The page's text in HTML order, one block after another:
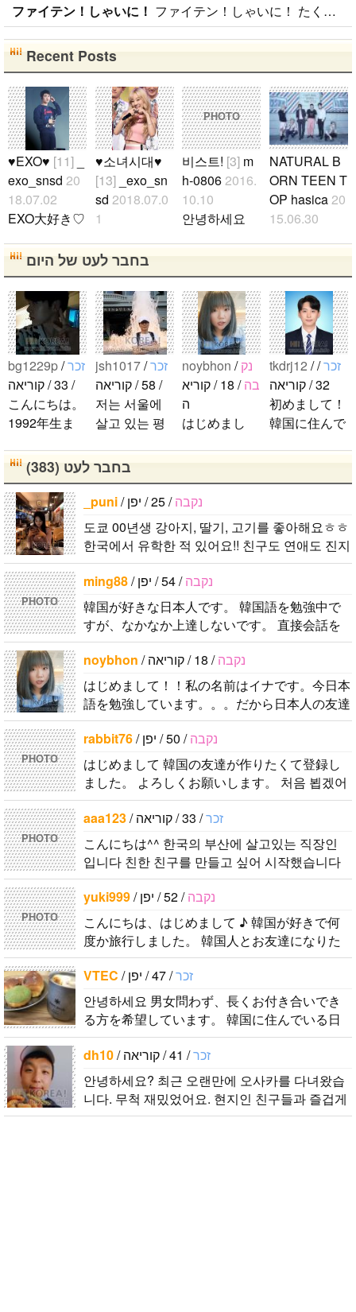
ファイテン！しゃいに！ ファイテン！しゃいに！ たくさん応援します！
Recent Posts
♥EXO♥ [11]
exo_snsd20
18.07.02
EXO大好き♡
(D.O)ペンで
す♡ EXOが
好きな方と
仲良くなりた
いです（ｉ＿
ｉ）♡♡..
♥소녀시대♥
[13]_exo_sn
sd 2018.07.0
1
き♡ テヨン
ペンです♡♡
ソシが好きな
方と 仲良く
なりたいです
（ｉ＿ｉ）♡
♡..
PHOTO
비스트! [3] m
h-08062016.
10.10
안녕하세요
(^^)다른 나라
의 팬들과도
친해지고 싶
습니다ㅠㅠ잘
부탁 드립니
다~ㅋㅋㅋ..
NATURAL B
ORN TEEN T
OP hasica20
15.06.30
자!!!..
בחבר לעט של היום
bg1229p/זכר
/ 33 / קוריאה
こんにちは。
1992年生ま
す。 出身地
は済州島で
す。 日本の
ことは高校生
の時から興味
を持ちまし
た。 日本の
好きなところ
は文化や食べ
物です。 特
に街の雰囲気
が..
jsh1017/זכר
/ 58 / קוריאה
저는 서울에
살고 있는 평
니다 일본의
비슷한 연령
의 친구들과
친해지고 싶
어요 일본에
가면 좋은 곳
소개 시켜주
면 감사하겠
습니다 반대
로 한국에 오
시면 가이드
해 드릴..
noybhon /נק
בה
/ 18 / קוריא
ה
はじめまし
前はイナで
す。今日本語
を勉強してい
ます。。。だ
から日本人の
友達を作りた
いです。よろ
しくおねがい
します..
tkdrj12 / זכר/
32 / קוריאה
初めまして！
韓国に住んで
段は音楽を聴
くことや運動
間がある時は
釣りに行くの
が本当に大好
ポットを探し
たり、ノリの
ddung_e/זכר
/ 29 / קוריאה
日本の文化や
日常に興味が
あったので、
ペンパルを始
めました。
日本語を少し
ずつ勉強して
いるので、自
然に会話しな
がら実力を伸
ばしたいで
す。 もちろ
ん、私も韓国
文化や韓国..
בחבר לעט (383)
_puni/ נקבה/ 25 / יפן
도쿄 00년생 강아지, 딸기, 고기를 좋아해요ㅎㅎ
한국에서 유학한 적 있어요!! 친구도 연애도 진지
한 관계를 구합니다! 예의가 없는 사람이나 변태
인 사람은 자제해 주시면 좋겠습..
PHOTO
ming88/ נקבה/ 54 / יפן
韓国が好きな日本人です。 韓国語を勉強中で
すが、なかなか上達しないです。 直接会話を
する機会もないので、メッセージを通じて韓国
語を教えてもらいながら仲良くなれたら嬉..
noybhon / נקבה/ 18 / קוריאה
はじめまして！！私の名前はイナです。今日本
語を勉強しています。。。だから日本人の友達
を作りたいです。よろしくおねがいします..
PHOTO
rabbit76/ נקבה/ 50 / יפן
はじめまして 韓国の友達が作りたくて登録し
ました。 よろしくお願いします。 처음 뵙겠어
요. 한국 친구를 만들고 싶어서 등록했습니다. 잘
부탁드려요. 번역기 사용하고 있습..
PHOTO
aaa123/ זכר/ 33 / קוריאה
こんにちは^^ 한국의 부산에 살고있는 직장인
입니다 친한 친구를 만들고 싶어 시작했습니다
괜찮으면 연락해주세요 よろしくお願いします..
PHOTO
yuki999/ נקבה/ 52 / יפן
こんにちは、はじめまして ♪ 韓国が好きで何
度か旅行しました。 韓国人とお友達になりた
くて登録しました。よろしくお願いします^..
VTEC / זכר/ 47 / יפן
안녕하세요 男女問わず、長くお付き合いでき
る方を希望しています。 韓国に住んでいる日
本人男性です。 ハングルは幼稚園児以下のレ
ベルですが、少しずつ勉強しています。 音..
dh10/ זכר/ 41 / קוריאה
안녕하세요? 최근 오랜만에 오사카를 다녀왔습
니다. 무척 재밌었어요. 현지인 친구들과 즐겁게
대화를 하고 싶습니다. 연락주..